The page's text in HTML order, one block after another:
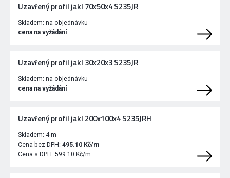
Uzavřený profil jakl 70x50x4 S235JR
Skladem: na objednávku
cena na vyžádání
Uzavřený profil jakl 30x20x3 S235JR
Skladem: na objednávku
cena na vyžádání
Uzavřený profil jakl 200x100x4 S235JRH
Skladem: 4 m
Cena bez DPH: 495.10 Kč/m
Cena s DPH: 599.10 Kč/m